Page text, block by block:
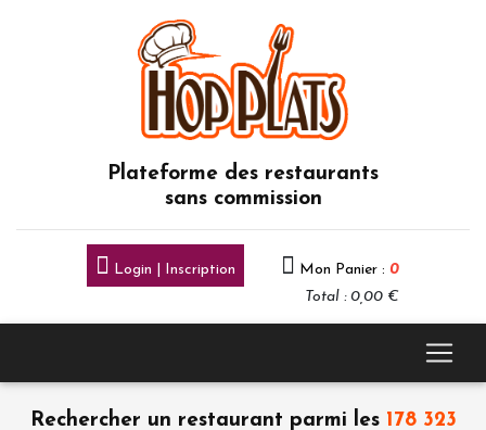
Plateforme des restaurants
sans commission
Login | Inscription Mon Panier : 0
Total : 0,00 €
Rechercher un restaurant parmi les 178 323